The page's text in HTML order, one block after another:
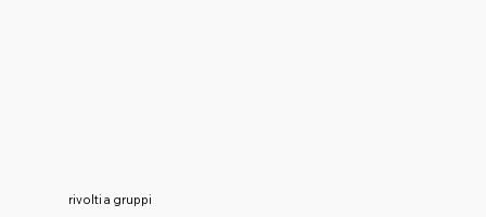
rivolti a gruppi